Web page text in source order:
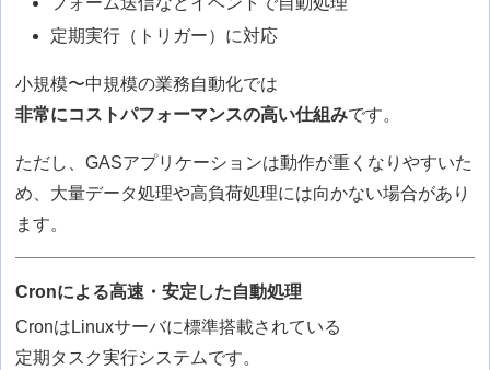
定期実行（トリガー）に対応
小規模〜中規模の業務自動化では
非常にコストパフォーマンスの高い仕組みです。
ただし、GASアプリケーションは動作が重くなりやすいた
め、大量データ処理や高負荷処理には向かない場合があり
ます。
Cronによる高速・安定した自動処理
CronはLinuxサーバに標準搭載されている
定期タスク実行システムです。